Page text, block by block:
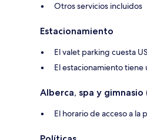
Otros servicios incluidos
Estacionamiento
El valet parking cuesta
El estacionamiento tiene
Alberca, spa y
El horario de acceso a la